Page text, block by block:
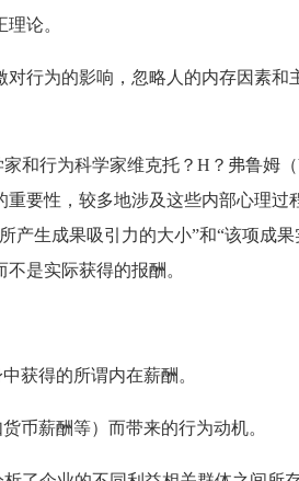
论。
行为的影响，忽略人的内存因素和
行为科学家维克托？H？弗鲁姆（
要性，较多地涉及这些内部心理过
产生成果吸引力的大小”和“该项成
是实际获得的报酬。
得的所谓内在薪酬。
薪酬等）而带来的行为动机。